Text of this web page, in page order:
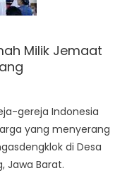
Milik Jemaat
gereja Indonesia
yang menyerang
di Desa
Jawa Barat.